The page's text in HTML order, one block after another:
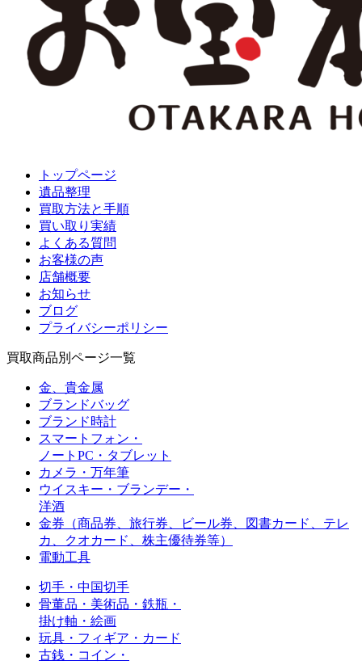
トップページ
遺品整理
買取方法と手順
買い取り実績
よくある質問
お客様の声
店舗概要
お知らせ
ブログ
プライバシーポリシー
買取商品別ページ一覧
金、貴金属
ブランドバッグ
ブランド時計
スマートフォン・
ノートPC・タブレット
カメラ・万年筆
ウイスキー・ブランデー・
洋酒
金券（商品券、旅行券、ビール券、図書カード、 テレ
カ、クオカード、株主優待券等）
電動工具
切手・中国切手
骨董品・美術品・鉄瓶・
掛け軸・絵画
玩具・フィギア・カード
古銭・コイン・